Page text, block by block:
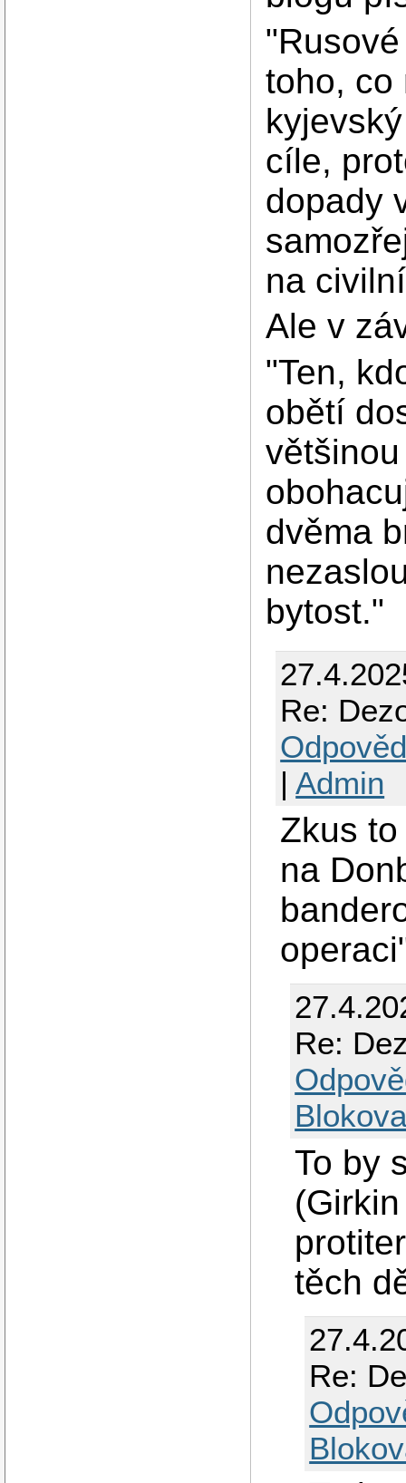
toho, co
cíle,
dopady
na
Ale v
"Ten,
obětí
dvěma
bytost."
Re:
|Admin
Zkus
na
Re:
To by
těch
Re: